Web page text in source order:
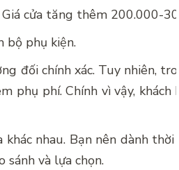
cửa tăng thêm 200.000-
bộ phụ kiện.
đối chính xác. Tuy nhiên,
phụ phí. Chính vì vậy, khách
nhau. Bạn nên dành
sánh và lựa chọn.